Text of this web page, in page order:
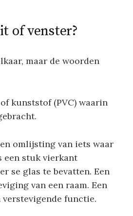
of venster?
maar de woorden
kunststof (PVC) waarin
omlijsting van iets waar
een stuk vierkant
se glas te bevatten. Een
van een raam. Een
functie.